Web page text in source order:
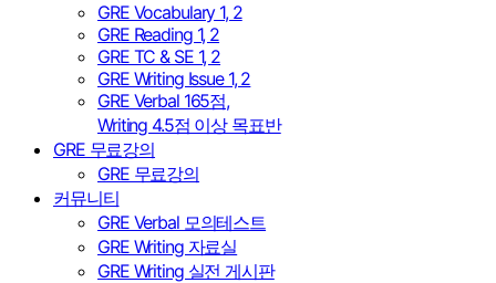
GRE Vocabulary 1, 2
GRE Reading 1, 2
GRE TC & SE 1, 2
GRE Writing Issue 1, 2
GRE Verbal 165점,
Writing 4.5점 이상 목표반
GRE 무료강의
GRE 무료강의
커뮤니티
GRE Verbal 모의테스트
GRE Writing 자료실
GRE Writing 실전 게시판